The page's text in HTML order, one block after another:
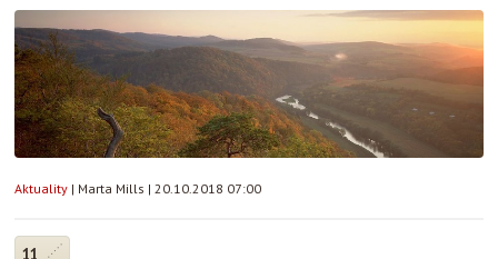
Aktuality | Marta Mills | 20.10.2018 07:00
11